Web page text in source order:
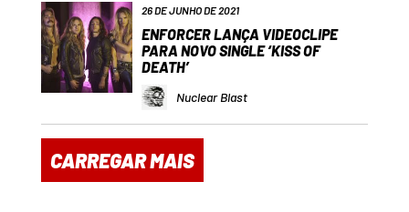
26 DE JUNHO DE 2021
ENFORCER LANÇA VIDEOCLIPE
PARA NOVO SINGLE ‘KISS OF
DEATH’
Nuclear Blast
CARREGAR MAIS